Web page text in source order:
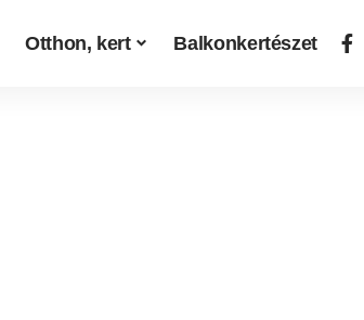
Otthon, kert Balkonkertészet